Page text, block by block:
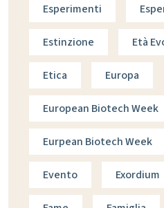
Esperimenti
Estinzione Età
Etica Europa
European Biotech Week
Eurpean Biotech Week
Evento Exordium